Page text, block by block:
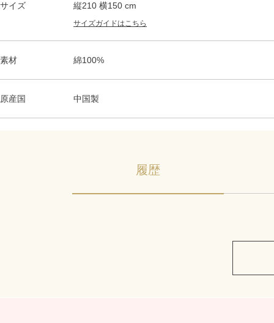
サイズ 縦210 横150 cm
サイズガイドはこちら
素材 綿100%
原産国 中国製
履歴